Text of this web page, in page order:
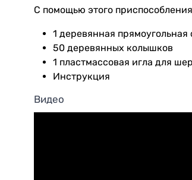
С помощью этого
1 деревянная
50 деревянных колышков
1 пластмассовая игла для
Инструкция
Видео